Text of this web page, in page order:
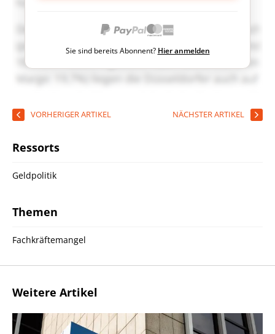
Sie sind bereits Abonnent? Hier anmelden
VORHERIGER ARTIKEL NÄCHSTER ARTIKEL
Ressorts
Geldpolitik
Themen
Fachkräftemangel
Weitere Artikel